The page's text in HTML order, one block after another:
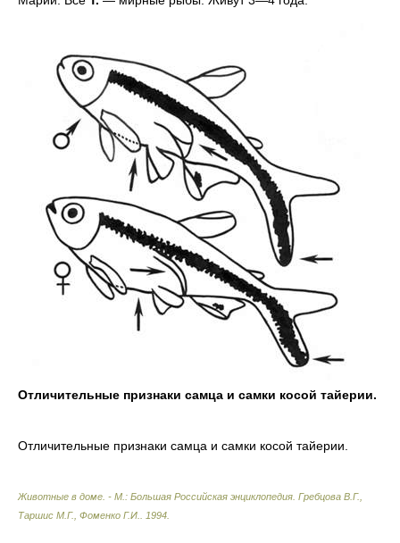
Отличительные признаки самца и самки косой тайерии.
Отличительные признаки самца и самки косой тайерии.
Животные в доме. - М.: Большая Российская энциклопедия Гребцова В.Г.,
Таршис М.Г., Фоменко Г.И.
1994